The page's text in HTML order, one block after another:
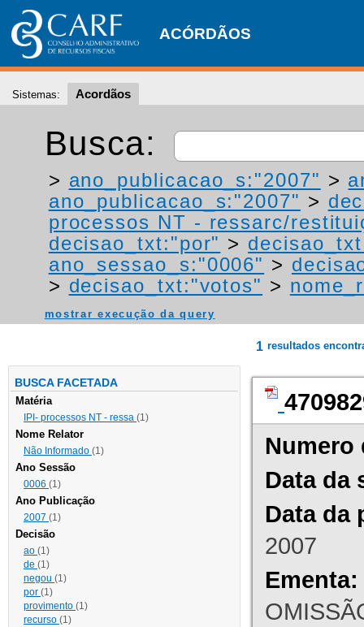
ACÓRDÃOS
Sistemas: Acordãos
Busca:
> ano_publicacao_s:"2007" >
ano_publicacao_s:"2007" >
processos NT - ressarc/
decisao_txt:"por" >
ano_sessao_s:"0006" >
> decisao_txt:"votos" >
mostrar execução da query
BUSCA FACETADA
Matéria
IPI- processos NT - ressa (1)
Nome Relator
Não Informado (1)
Ano Sessão
0006 (1)
Ano Publicação
2007 (1)
Decisão
ao (1)
de (1)
negou (1)
por (1)
provimento (1)
recurso (1)
1 resultados
Numero
Data da
Data da
2007
Ementa: